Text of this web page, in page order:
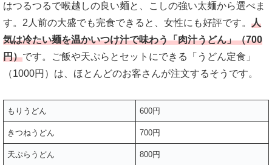
はつるつるで喉越しの良い麺と、こしの強い太麺から選べま
す。2人前の大盛でも完食できると、女性にも好評です。 人
気は冷たい麺を温かいつけ汁で味わう「肉汁うどん」（700
円）です。ご飯や天ぷらとセットにできる「うどん定食」
（1000円）は、ほとんどのお客さんが注文するそうです。
もりうどん 600円
きつねうどん 700円
天ぷらうどん 800円